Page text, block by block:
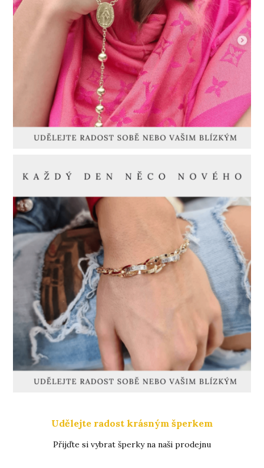
Udělejte radost krásným šperkem
Přijďte si vybrat šperky na naši prodejnu